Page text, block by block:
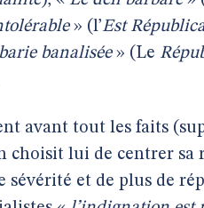
» (l’Est
banalisée» (Le
avant tout les faits
choisit lui de centrer
sévérité et de plus de